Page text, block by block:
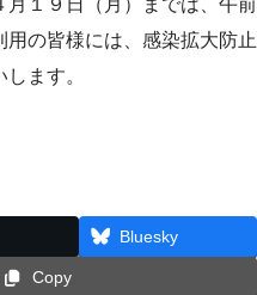
月１９日（月）までは、午前
の皆様には、感染拡大防止
ます。
Bluesky
Copy